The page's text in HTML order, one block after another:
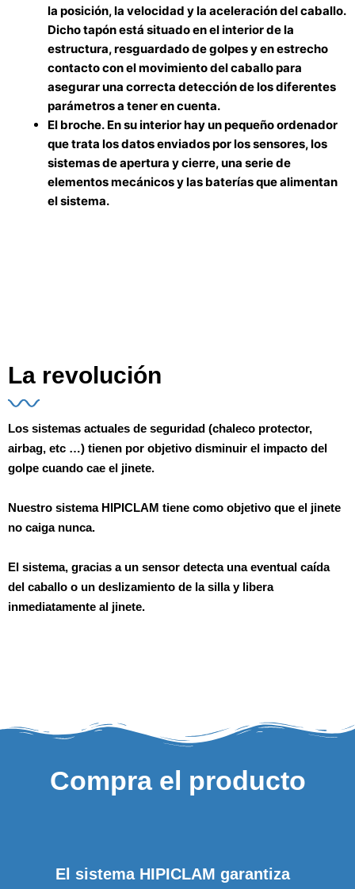
la posición, la velocidad y la aceleración del caballo.
Dicho tapón está situado en el interior de la
estructura, resguardado de golpes yen estrecho
contacto con el movimiento del caballo para
asegurar una correcta detecciónde los diferentes
parámetros a tener en cuenta.
El broche. En su interior hay unpequeño ordenador
que trata los datos enviados por los sensores, los
sistemas de apertura y cierre, una serie de
elementos mecánicos y las baterías que alimentan
el sistema.
La revolución
Los sistemas actuales de seguridad (chaleco protector,
airbag, etc …) tienen por objetivo disminuir el impacto del
golpe cuando cae el jinete.
Nuestro sistema HIPICLAM tiene como objetivo que el jinete
no caiga nunca.
El sistema, gracias a un sensor detecta una eventual caída
del caballo o un deslizamiento de la silla y libera
inmediatamente al jinete.
Compra el producto
El sistema HIPICLAM garantiza